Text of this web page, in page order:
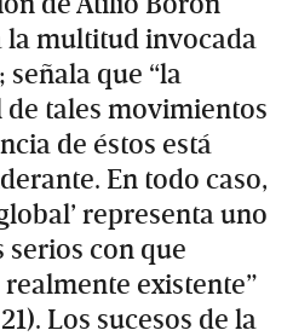
la multitud invocada
; señala que “la
tales movimientos
de éstos está
En todo caso,
representa uno
serios con que
existente”
Los sucesos de la